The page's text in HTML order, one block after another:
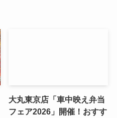
大丸東京店「車中映え弁当
フェア2026」開催！おすす